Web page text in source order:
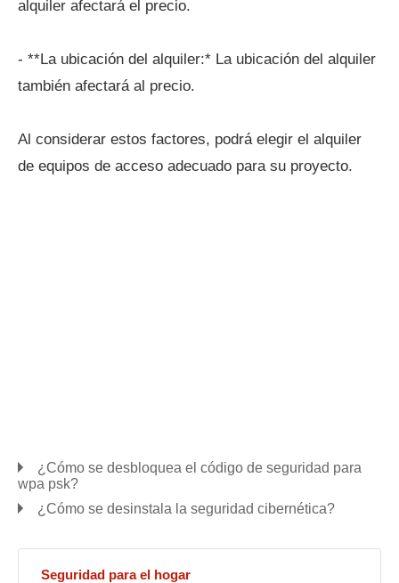
alquiler afectará el precio.
- **La ubicación del alquiler:* La ubicación del alquiler
también afectará al precio.
Al considerar estos factores, podrá elegir el alquiler
de equipos de acceso adecuado para su proyecto.
¿Cómo se desbloquea el código de seguridad para
wpa psk?
¿Cómo se desinstala la seguridad cibernética?
Seguridad para el hogar